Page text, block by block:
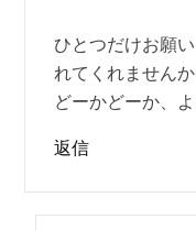
ひとつだけお願
れてくれませんか
どーかどーか、
返信